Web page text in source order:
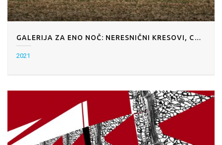
GALERIJA ZA ENO NOČ: NERESNIČNI KRESOVI, CANKARJEV DOM, LJUBLJANA
2021